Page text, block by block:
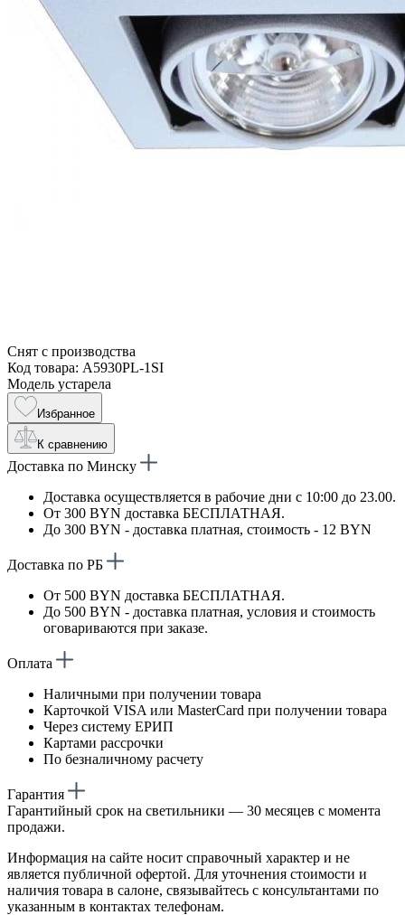
Снят с производства
Код товара: A5930PL-1SI
Модель устарела
Избранное
К сравнению
Доставка по Минску
Доставка осуществляется в рабочие дни с 10:00 до 23.00.
От 300 BYN доставка БЕСПЛАТНАЯ.
До 300 BYN - доставка платная, стоимость - 12 BYN
Доставка по РБ
От 500 BYN доставка БЕСПЛАТНАЯ.
До 500 BYN - доставка платная, условия и стоимость
оговариваются при заказе.
Оплата
Наличными при получении товара
Карточкой VISA или MasterCard при получении товара
Через систему ЕРИП
Картами рассрочки
По безналичному расчету
Гарантия
Гарантийный срок на светильники — 30 месяцев с момента
продажи.
Информация на сайте носит справочный характер и не
является публичной офертой. Для уточнения стоимости и
наличия товара в салоне, связывайтесь с консультантами по
указанным в контактах телефонам.